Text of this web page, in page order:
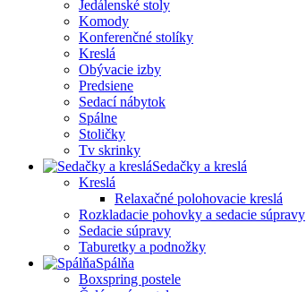
Jedálenské stoly
Komody
Konferenčné stolíky
Kreslá
Obývacie izby
Predsiene
Sedací nábytok
Spálne
Stoličky
Tv skrinky
Sedačky a kreslá
Kreslá
Relaxačné polohovacie kreslá
Rozkladacie pohovky a sedacie súpravy
Sedacie súpravy
Taburetky a podnožky
Spálňa
Boxspring postele